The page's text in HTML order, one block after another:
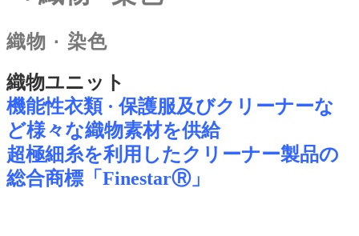
織物 · 染色
織物ユニット
機能性衣類 · 保護服及びクリーナーな
ど様々な織物素材を供給
超極細糸を利用したクリーナー製品の
総合商標「FinestarⓇ」